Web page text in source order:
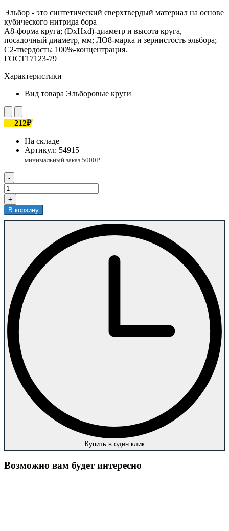
Эльбор - это синтетический сверхтвердый материал на основе
кубического нитрида бора
А8-форма круга; (DxHxd)-диаметр и высота круга,
посадочный диаметр, мм; ЛО8-марка и зернистость эльбора;
С2-твердость; 100%-концентрация.
ГОСТ17123-79
Характеристики
Вид товара Эльборовые круги
212₽
На складе
Артикул: 54915
-
+
В корзину
Купить в один клик
Возможно вам будет интересно